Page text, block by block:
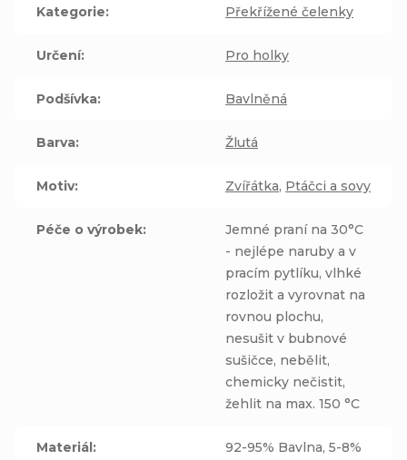
Kategorie: Překřížené čelenky
Určení: Pro holky
Podšívka: Bavlněná
Barva: Žlutá
Motiv: Zvířátka, Ptáčci a sovy
Péče o výrobek:
Jemné praní na 30°C
- nejlépe naruby a v
pracím pytlíku, vlhké
rozložit a vyrovnat na
rovnou plochu,
nesušit v bubnové
sušičce, nebělit,
chemicky nečistit,
žehlit na max. 150 °C
Materiál:
92-95% Bavlna, 5-8%